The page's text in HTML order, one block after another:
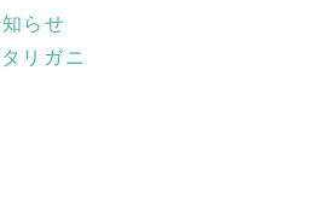
らせ
リガニ